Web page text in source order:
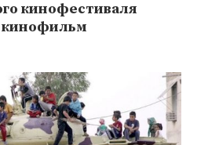
кинофестиваля
кинофильм